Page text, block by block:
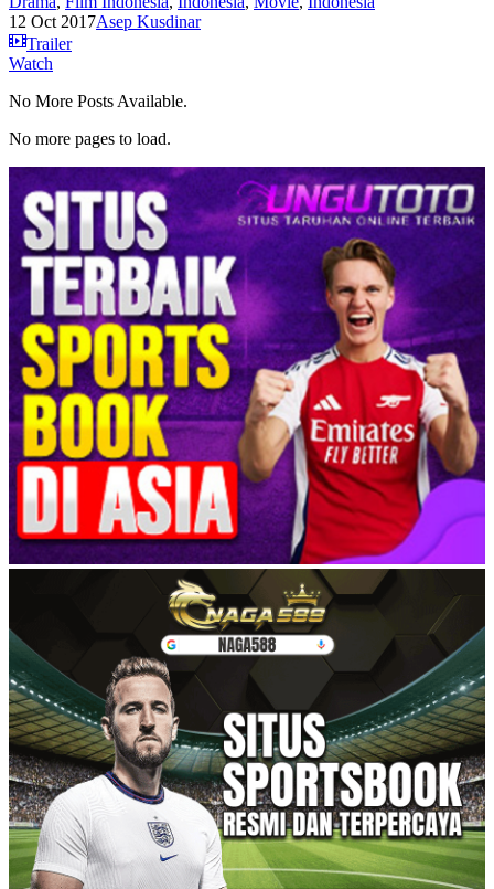
12 Oct 2017Asep Kusdinar
Trailer
Watch
No More Posts Available.
No more pages to load.